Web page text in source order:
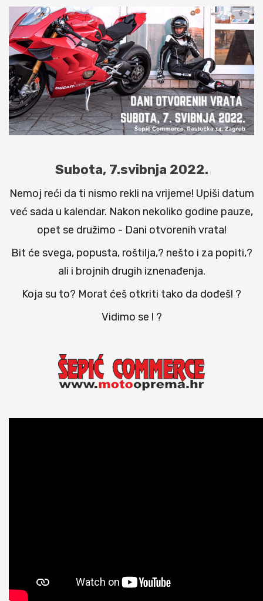
Subota, 7.svibnja 2022.
Nemoj reći da ti nismo rekli na vrijeme! Upiši datum
već sada u kalendar. Nakon nekoliko godine pauze,
opet se družimo - Dani otvorenih vrata!
Bit će svega, popusta, roštilja,? nešto i za popiti,?
ali i brojnih drugih iznenađenja.
Koja su to? Morat ćeš otkriti tako da dođeš! ?
Vidimo se ! ?